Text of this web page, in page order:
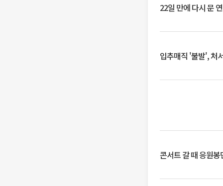
22일 만에 다시 문
입추매직 '불발', 처
콘서트 갈 때 응원